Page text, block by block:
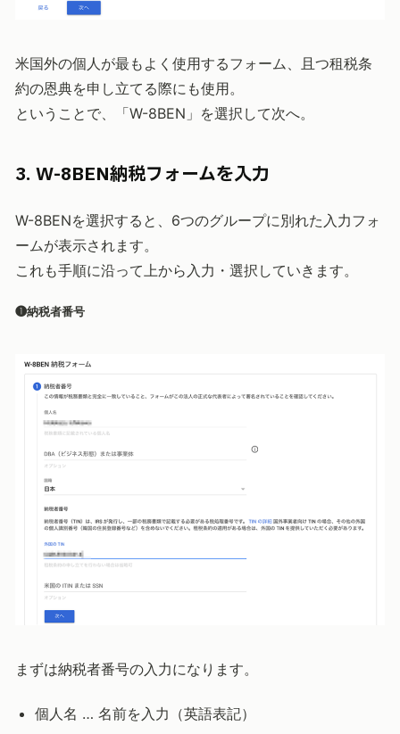
米国外の個人が最もよく使用するフォーム、且つ租税条
約の恩典を申し立てる際にも使用。
ということで、「W-8BEN」を選択して次へ。
3. W-8BEN納税フォームを入力
W-8BENを選択すると、6つのグループに別れた入力フォ
ームが表示されます。
これも手順に沿って上から入力・選択していきます。
❶納税者番号
まずは納税者番号の入力になります。
個人名 … 名前を入力（英語表記）